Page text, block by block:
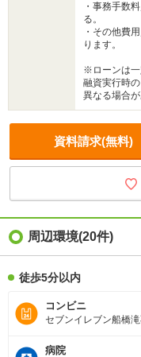
・事務手数
る。
・その他費
ります。
※ローンは一
融資実行時
異なる場合が
資料請求(無料)
周辺環境(20件)
徒歩5分以内
コンビニ
セブンイレブン船橋
病院